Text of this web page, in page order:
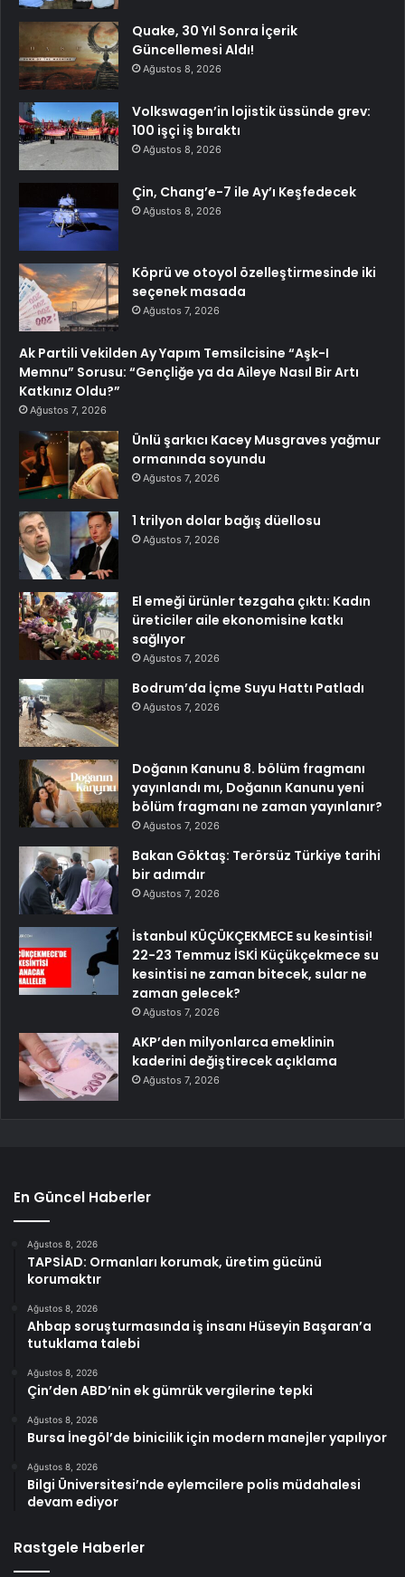
Quake, 30 Yıl Sonra İçerik
Güncellemesi Aldı!
Ağustos 8, 2026
Volkswagen’in lojistik üssünde grev:
100 işçi iş bıraktı
Ağustos 8, 2026
Çin, Chang’e-7 ile Ay’ı Keşfedecek
Ağustos 8, 2026
Köprü ve otoyol özelleştirmesinde iki
seçenek masada
Ağustos 7, 2026
Ak Partili Vekilden Ay Yapım Temsilcisine “Aşk-I
Memnu” Sorusu: “Gençliğe ya da Aileye Nasıl Bir Artı
Katkınız Oldu?”
Ağustos 7, 2026
Ünlü şarkıcı Kacey Musgraves yağmur
ormanında soyundu
Ağustos 7, 2026
1 trilyon dolar bağış düellosu
Ağustos 7, 2026
El emeği ürünler tezgaha çıktı: Kadın
üreticiler aile ekonomisine katkı
sağlıyor
Ağustos 7, 2026
Bodrum’da İçme Suyu Hattı Patladı
Ağustos 7, 2026
Doğanın Kanunu 8. bölüm fragmanı
yayınlandı mı, Doğanın Kanunu yeni
bölüm fragmanı ne zaman yayınlanır?
Ağustos 7, 2026
Bakan Göktaş: Terörsüz Türkiye tarihi
bir adımdır
Ağustos 7, 2026
İstanbul KÜÇÜKÇEKMECE su kesintisi!
22-23 Temmuz İSKİ Küçükçekmece su
kesintisi ne zaman bitecek, sular ne
zaman gelecek?
Ağustos 7, 2026
AKP’den milyonlarca emeklinin
kaderini değiştirecek açıklama
Ağustos 7, 2026
En Güncel Haberler
Ağustos 8, 2026
TAPSİAD: Ormanları korumak, üretim gücünü
korumaktır
Ağustos 8, 2026
Ahbap soruşturmasında iş insanı Hüseyin Başaran’a
tutuklama talebi
Ağustos 8, 2026
Çin’den ABD’nin ek gümrük vergilerine tepki
Ağustos 8, 2026
Bursa İnegöl’de binicilik için modern manejler yapılıyor
Ağustos 8, 2026
Bilgi Üniversitesi’nde eylemcilere polis müdahalesi
devam ediyor
Rastgele Haberler